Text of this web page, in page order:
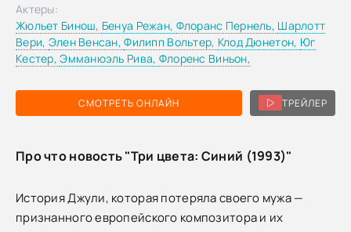
СМОТРЕТЬ ОНЛАЙН ТРЕЙЛЕР
Актеры:
Жюльет Бинош, Бенуа Режан, Флоранс Пернель, Шарлотт
Вери, Элен Венсан,Филипп Вольтер, Клод Дюнетон, Юг
Кестер,Эмманюэль Рива, Флоренс Виньон,
Про что новость "Три цвета: Синий (1993)"
История Джули, которая потеряла своего мужа —
признанного европейского композитора и их